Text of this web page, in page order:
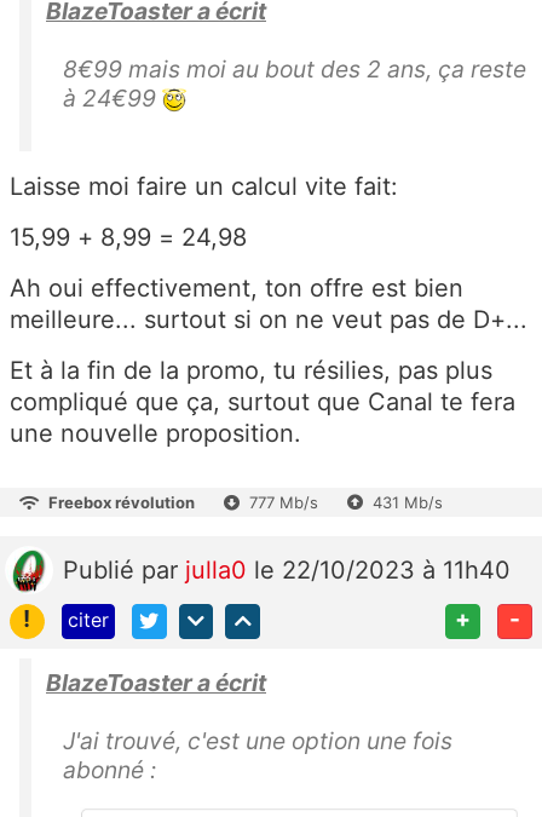
BlazeToaster a écrit
8€99 mais moi au bout des 2 ans, ça reste
à 24€99
Laisse moi faire un calcul vite fait:
15,99 + 8,99 = 24,98
Ah oui effectivement, ton offre est bien
meilleure... surtout si on ne veut pas de D+...
Et à la fin de la promo, tu résilies, pas plus
compliqué que ça, surtout que Canal te fera
une nouvelle proposition.
Freebox révolution 777 Mb/s 431 Mb/s
Publié par julla0 le 22/10/2023 à 11h40
!
citer + -
BlazeToaster a écrit
J'ai trouvé, c'est une option une fois
abonné :